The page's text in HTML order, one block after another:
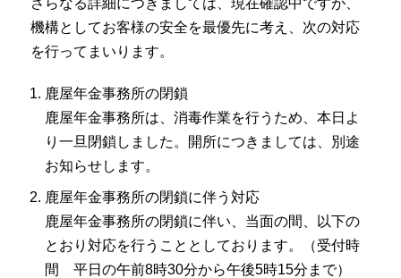
さらなる詳細につきましては、現在確認中ですが、
機構としてお客様の安全を最優先に考え、次の対応
を行ってまいります。
鹿屋年金事務所の閉鎖
鹿屋年金事務所は、消毒作業を行うため、本日よ
り一旦閉鎖しました。開所につきましては、別途
お知らせします。
鹿屋年金事務所の閉鎖に伴う対応
鹿屋年金事務所の閉鎖に伴い、当面の間、以下の
とおり対応を行うこととしております。（受付時
間 平日の午前8時30分から午後5時15分まで）